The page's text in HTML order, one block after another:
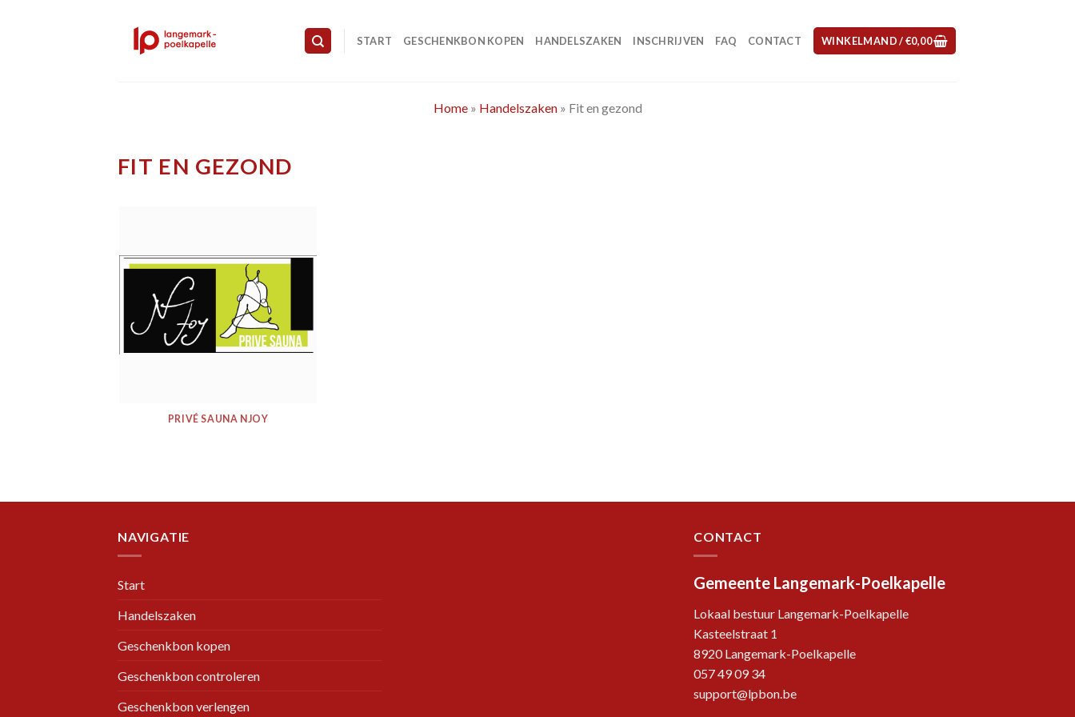
START GESCHENKBON KOPEN HANDELSZAKEN INSCHRIJVEN FAQ CONTACT WINKELMAND /€0,00
Home» Handelszaken» Fit en gezond
FIT EN GEZOND
PRIVÉ SAUNA NJOY
NAVIGATIE
Start
Handelszaken
Geschenkbon kopen
Geschenkbon controleren
Geschenkbon verlengen
CONTACT
Gemeente Langemark-Poelkapelle
Lokaal bestuur Langemark-Poelkapelle
Kasteelstraat 1
8920 Langemark-Poelkapelle
057 49 09 34
support@lpbon.be